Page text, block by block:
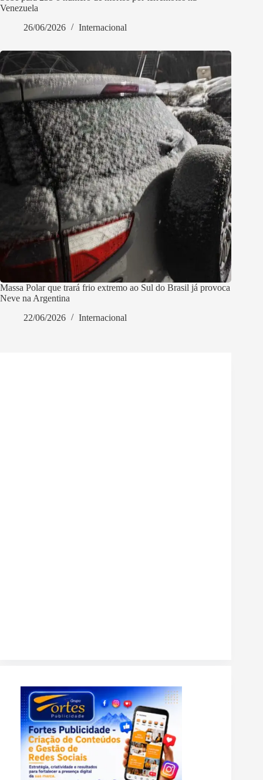
Venezuela
26/06/2026
Internacional
Massa Polar que trará frio extremo ao Sul do Brasil já provoca
Neve na Argentina
22/06/2026
Internacional